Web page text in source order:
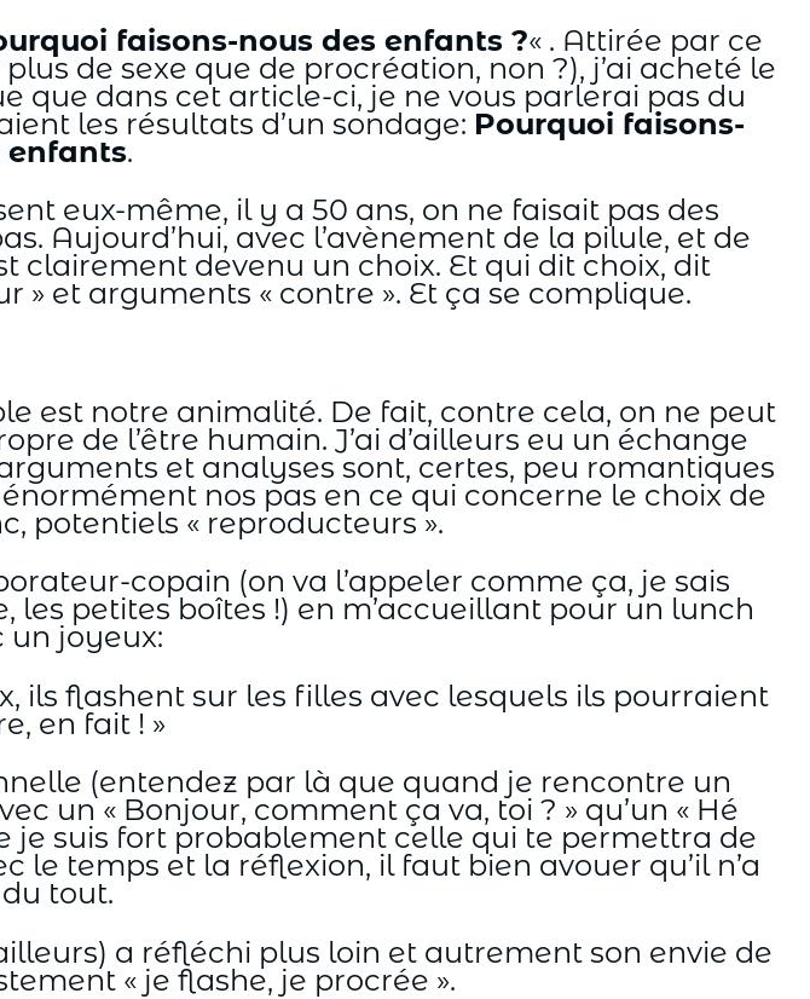
faisons-nous des enfants ?« . Attirée par ce
de sexe que de procréation, non ?), j’ai acheté le
que dans cet article-ci, je ne vous parlerai pas du
les résultats d’un sondage: Pourquoi faisons-
enfants.
eux-même, il y a 50 ans, on ne faisait pas des
Aujourd’hui, avec l’avènement de la pilule, et de
clairement devenu un choix. Et qui dit choix, dit
» et arguments « contre ». Et ça se complique.
est notre animalité. De fait, contre cela, on ne peut
de l’être humain. J’ai d’ailleurs eu un échange
et analyses sont, certes, peu romantiques
nos pas en ce qui concerne le choix de
potentiels « reproducteurs ».
copain (on va l’appeler comme ça, je sais
les petites boîtes !) en m’accueillant pour un lunch
un joyeux:
ils flashent sur les filles avec lesquels ils pourraient
en fait ! »
(entendez par là que quand je rencontre un
un « Bonjour, comment ça va, toi ? » qu’un « Hé
je suis fort probablement celle qui te permettra de
le temps et la réflexion, il faut bien avouer qu’il n’a
tout.
a réfléchi plus loin et autrement son envie de
« je flashe, je procrée ».